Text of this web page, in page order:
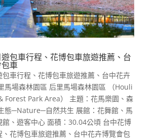
包車行程、花博包車旅遊推薦、台
車
包車行程、花博包車旅遊推薦、台中花卉
馬場森林園區 后里馬場森林園區 （Houli
Forest Park Area） 主題：花馬樂園、森
態─Nature─自然共生 展館：花舞館、馬
館、遊客中心 面積：30.04公頃 台中花博
花博包車旅遊推薦、台中花卉博覽會包